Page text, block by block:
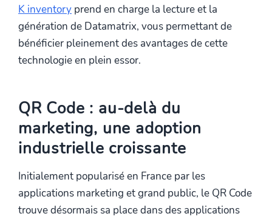
K inventory prend en charge la lecture et la
génération de Datamatrix, vous permettant de
bénéficier pleinement des avantages de cette
technologie en plein essor.
QR Code : au-delà du
marketing, une adoption
industrielle croissante
Initialement popularisé en France par les
applications marketing et grand public, le QR Code
trouve désormais sa place dans des applications